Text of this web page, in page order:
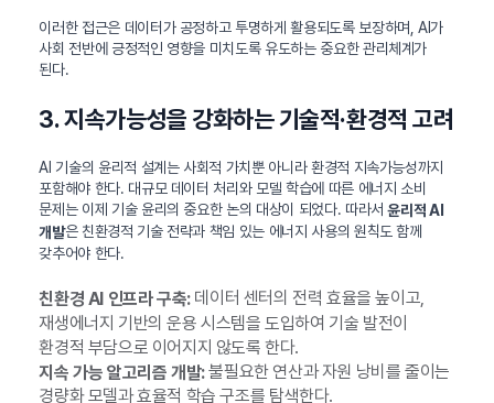
이러한 접근은 데이터가 공정하고 투명하게 활용되도록 보장하며, AI가
사회 전반에 긍정적인 영향을 미치도록 유도하는 중요한 관리체계가
된다.
3. 지속가능성을 강화하는 기술적·환경적 고려
AI 기술의 윤리적 설계는 사회적 가치뿐 아니라 환경적 지속가능성까지
포함해야 한다. 대규모 데이터 처리와 모델 학습에 따른 에너지 소비
문제는 이제 기술 윤리의 중요한 논의 대상이 되었다. 따라서윤리적 AI
개발은 친환경적 기술 전략과 책임 있는 에너지 사용의 원칙도 함께
갖추어야 한다.
친환경 AI 인프라 구축:데이터 센터의 전력 효율을 높이고,
재생에너지 기반의 운용 시스템을 도입하여 기술 발전이
환경적 부담으로 이어지지 않도록 한다.
지속 가능 알고리즘 개발:불필요한 연산과 자원 낭비를 줄이는
경량화 모델과 효율적 학습 구조를 탐색한다.